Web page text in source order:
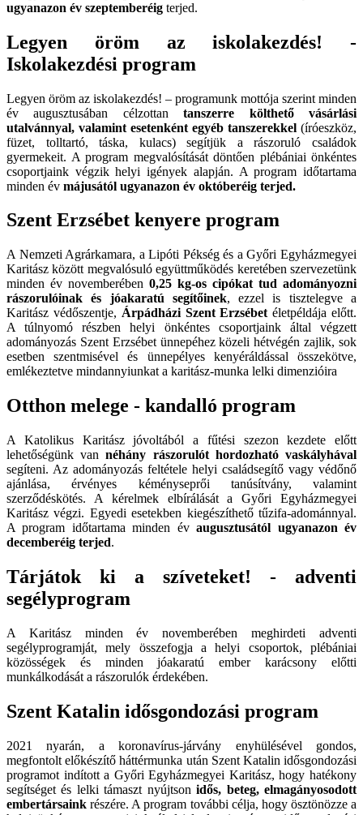
ugyanazon év szeptemberéig terjed.
Legyen öröm az iskolakezdés! -
Iskolakezdési program
Legyen öröm az iskolakezdés! – programunk mottója szerint minden
év augusztusában célzottantanszerre költhető vásárlási
utalvánnyal, valamint esetenként egyéb tanszerekkel (íróeszköz,
füzet, tolltartó, táska, kulacs) segítjük a rászoruló családok
gyermekeit. A program megvalósítását döntően plébániai önkéntes
csoportjaink végzik helyi igények alapján. A program időtartama
minden év májusától ugyanazon év októberéig terjed.
Szent Erzsébet kenyere program
A Nemzeti Agrárkamara, a Lipóti Pékség és a Győri Egyházmegyei
Karitász között megvalósuló együttműködés keretében szervezetünk
minden év novemberében 0,25 kg-os cipókat tud adományozni
rászorulóinak és jóakaratú segítőinek, ezzel is tisztelegve a
Karitász védőszentje, Árpádházi Szent Erzsébetéletpéldája előtt.
A túlnyomó részben helyi önkéntes csoportjaink által végzett
adományozás Szent Erzsébet ünnepéhez közeli hétvégén zajlik, sok
esetben szentmisével és ünnepélyes kenyéráldással összekötve,
emlékeztetve mindannyiunkat a karitász-munka lelki dimenzióira
Otthon melege - kandalló program
A Katolikus Karitász jóvoltából a fűtési szezon kezdete előtt
lehetőségünk vannéhány rászorulót hordozható vaskályhával
segíteni. Az adományozás feltétele helyi családsegítő vagy védőnő
ajánlása, érvényes kéményseprői tanúsítvány, valamint
szerződéskötés. A kérelmek elbírálását a Győri Egyházmegyei
Karitász végzi. Egyedi esetekben kiegészíthető tűzifa-adománnyal.
A program időtartama minden évaugusztusától ugyanazon év
decemberéig terjed.
Tárjátok ki a szíveteket! - adventi
segélyprogram
A Karitász minden év novemberében meghirdeti adventi
segélyprogramját, mely összefogja a helyi csoportok, plébániai
közösségek és minden jóakaratú ember karácsony előtti
munkálkodását a rászorulók érdekében.
Szent Katalin idősgondozási program
2021 nyarán, a koronavírus-járvány enyhülésével gondos,
megfontolt előkészítő háttérmunka után Szent Katalin idősgondozási
programot indított a Győri Egyházmegyei Karitász, hogy hatékony
segítséget és lelki támaszt nyújtsonidős, beteg, elmagányosodott
embertársaink részére. A program további célja, hogy ösztönözze a